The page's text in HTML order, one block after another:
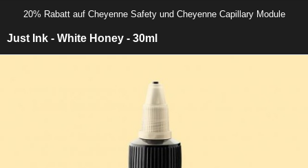
20% Rabatt auf Cheyenne Safety und Cheyenne Capillary Module
Just Ink - White Honey - 30ml